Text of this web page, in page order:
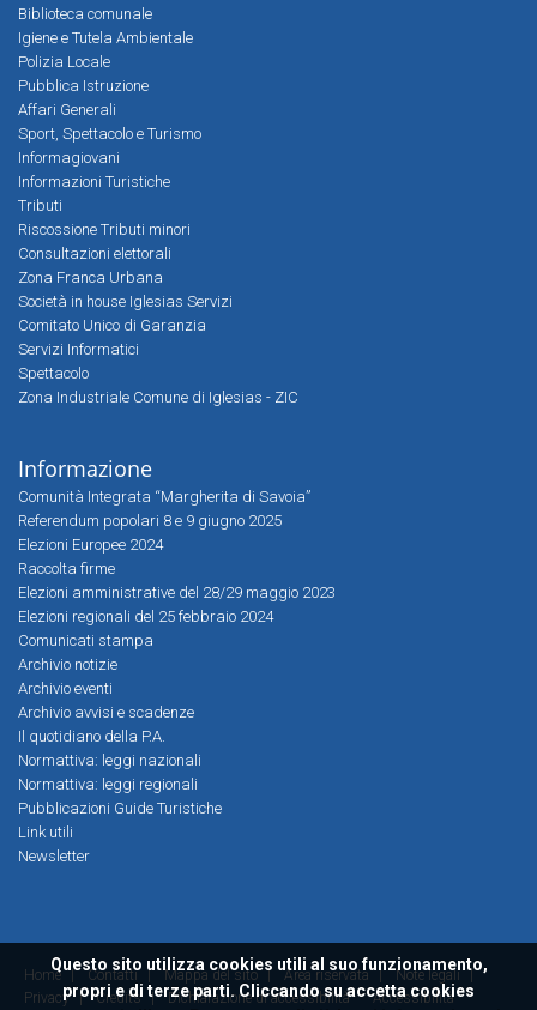
Questo sito utilizza cookies utili al suo funzionamento,
propri e di terze parti. Cliccando su accetta cookies
Biblioteca comunale
Igiene e Tutela Ambientale
Polizia Locale
Pubblica Istruzione
Affari Generali
Sport, Spettacolo e Turismo
Informagiovani
Informazioni Turistiche
Tributi
Riscossione Tributi minori
Consultazioni elettorali
Zona Franca Urbana
Società in house Iglesias Servizi
Comitato Unico di Garanzia
Servizi Informatici
Spettacolo
Zona Industriale Comune di Iglesias - ZIC
Informazione
Comunità Integrata “Margherita di Savoia”
Referendum popolari 8 e 9 giugno 2025
Elezioni Europee 2024
Raccolta firme
Elezioni amministrative del 28/29 maggio 2023
Elezioni regionali del 25 febbraio 2024
Comunicati stampa
Archivio notizie
Archivio eventi
Archivio avvisi e scadenze
Il quotidiano della P.A.
Normattiva: leggi nazionali
Normattiva: leggi regionali
Pubblicazioni Guide Turistiche
Link utili
Newsletter
Home | Contatti | Mappa del sito | Area riservata | Note legali |
Privacy
| Credits | Dichiarazione di accessibilità Accessibilità